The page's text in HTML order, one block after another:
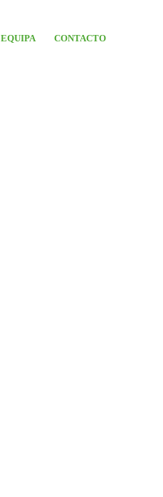
EQUIPA CONTACTO